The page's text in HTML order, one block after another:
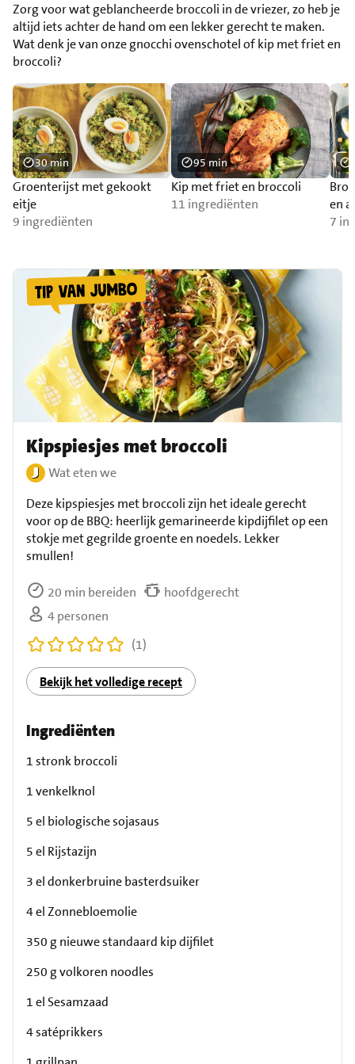
Zorg voor wat geblancheerde broccoli in de vriezer, zo heb je
altijd iets achter de hand om een lekker gerecht te maken.
Wat denk je van onze gnocchi ovenschotel of kip met friet en
broccoli?
Groenterijst met gekookt
eitje
9 ingrediënten
30 min
Kip met friet en broccoli
11 ingrediënten
95 min
en
7
Kipspiesjes met broccoli
Wat eten we
Deze kipspiesjes met broccoli zijn het ideale gerecht
voor op de BBQ: heerlijk gemarineerde kipdijfilet op een
stokje met gegrilde groente en noedels. Lekker
smullen!
20 min bereiden
hoofdgerecht
4 personen
(1)
Bekijk het volledige recept
Ingrediënten
1 stronk broccoli
1 venkelknol
5 el biologische sojasaus
5 el Rijstazijn
3 el donkerbruine basterdsuiker
4 el Zonnebloemolie
350 g nieuwe standaard kip dijfilet
250 g volkoren noodles
1 el Sesamzaad
4 satéprikkers